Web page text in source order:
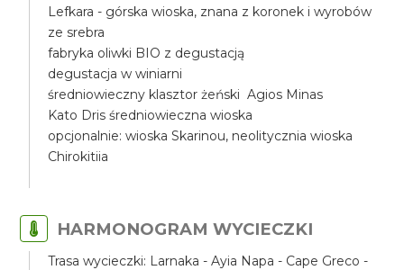
Lefkara - górska wioska, znana z koronek i wyrobów
ze srebra
fabryka oliwki BIO z degustacją
degustacja w winiarni
średniowieczny klasztor żeński Agios Minas
Kato Dris średniowieczna wioska
opcjonalnie: wioska Skarinou, neolitycznia wioska
Chirokitiia
HARMONOGRAM WYCIECZKI
Trasa wycieczki: Larnaka - Ayia Napa - Cape Greco -